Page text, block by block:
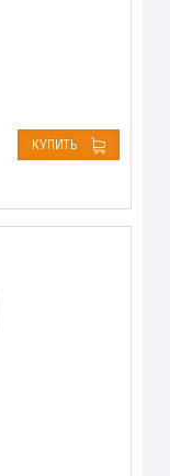
КУПИТЬ